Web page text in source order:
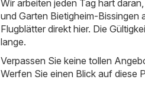
Wir arbeiten jeden Tag hart
und Garten Bietigheim-Bissingen
Flugblätter direkt hier. Die
lange.
Verpassen Sie keine tollen
Werfen Sie einen Blick auf diese